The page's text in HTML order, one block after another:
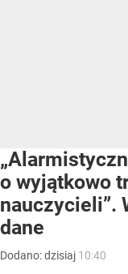
o wyjątkowo
nauczycieli”.
dane
Dodano:dzisiaj 10:40